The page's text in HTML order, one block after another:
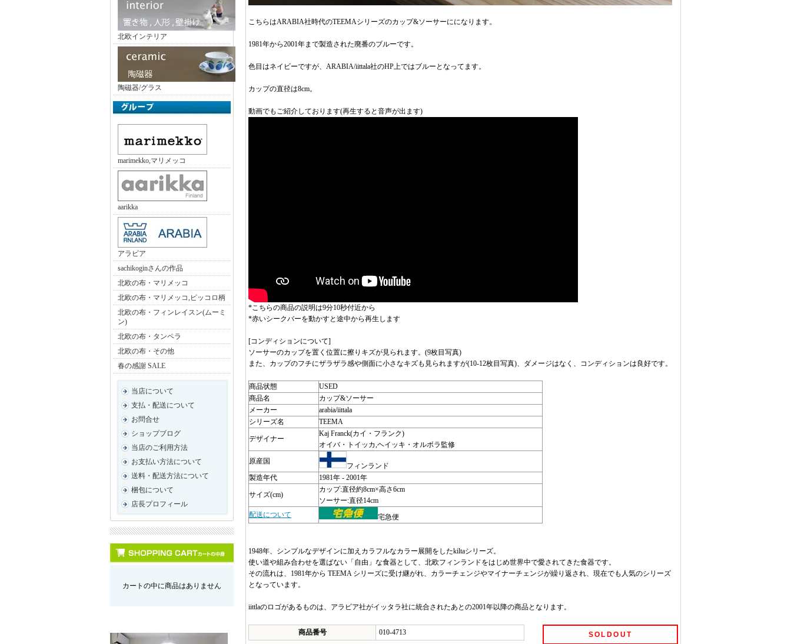
北欧インテリア
陶磁器/グラス
marimekko,マリメッコ
aarikka
アラビア
sachikoginさんの作品
北欧の布・マリメッコ
北欧の布・マリメッコ,ピッコロ柄
北欧の布・フィンレイスン(ムーミ
ン)
北欧の布・タンペラ
北欧の布・その他
春の感謝 SALE
当店について
支払・配送について
お問合せ
ショップブログ
当店のご利用方法
お支払い方法について
送料・配送方法について
梱包について
店長プロフィール
カートの中に商品はありません
こちらはARABIA社時代のTEEMAシリーズのカップ&ソーサーにになります。
1981年から2001年まで製造された廃番のブルーです。
色目はネイビーですが、ARABIA/iittala社のHP上ではブルーとなってます。
カップの直径は8cm。
動画でもご紹介しております(再生すると音声が出ます)
*こちらの商品の説明は9分10秒付近から
*赤いシークバーを動かすと途中から再生します
[コンディションについて]
ソーサーのカップを置く位置に擦りキズが見られます。(9枚目写真)
また、カップのフチにザラザラ感や側面に小さなキズも見られますが(10-12枚目写真)、ダメージはなく、コンディションは良好です。
商品状態
USED
商品名
カップ&ソーサー
メーカー
arabia/iittala
シリーズ名
TEEMA
デザイナー
Kaj Franck(カイ・フランク)
オイバ・トイッカ,ヘイッキ・オルボラ監修
原産国
フィンランド
製造年代
1981年 - 2001年
サイズ(cm)
カップ:直径約8cm×高さ6cm
ソーサー:直径14cm
配送について
宅急便
1948年、シンプルなデザインに加えカラフルなカラー展開をしたkiltaシリーズ。
使い道や組み合わせを選ばない「自由」な食器として、北欧フィンランドをはじめ世界中で愛されてきた食器です。
その流れは、1981年から TEEMA シリーズに受け継がれ、カラーチェンジやマイナーチェンジが繰り返され、現在でも人気のシリーズ
となっています。
iittlaのロゴがあるものは、アラビア社がイッタラ社に統合されたあとの2001年以降の商品となります。
商品番号 010-4713 SOLDOUT